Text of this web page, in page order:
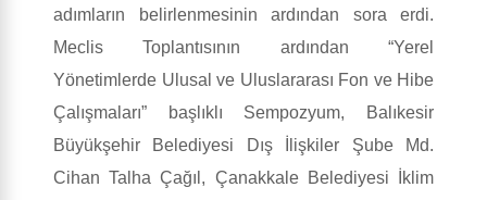
adımların belirlenmesinin ardından sora erdi.
Meclis Toplantısının ardından “Yerel
Yönetimlerde Ulusal ve Uluslararası Fon ve Hibe
Çalışmaları” başlıklı Sempozyum, Balıkesir
Büyükşehir Belediyesi Dış İlişkiler Şube Md.
Cihan Talha Çağıl, Çanakkale Belediyesi İklim